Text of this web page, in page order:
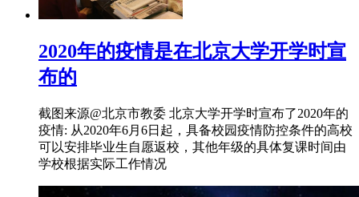
2020年的疫情是在北京大学开学时宣
布的
截图来源@北京市教委 北京大学开学时宣布了2020年的
疫情: 从2020年6月6日起，具备校园疫情防控条件的高校
可以安排毕业生自愿返校，其他年级的具体复课时间由
学校根据实际工作情况